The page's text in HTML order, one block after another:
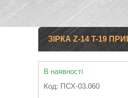
ЗІРКА Z-14 T-19
В наявності
Код: ПСХ-03.060